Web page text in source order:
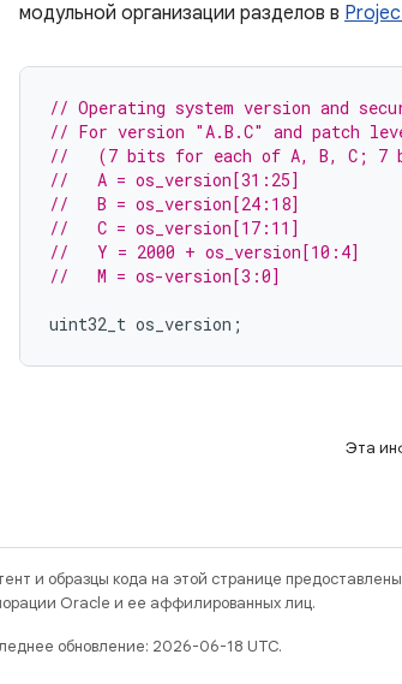
модульной организации разделов в
// Operating system version and
// For version "A.B.C" and patch
//   (7 bits for each of A, B, C; 7
//   A = os_version[31:25]
//   B = os_version[24:18]
//   C = os_version[17:11]
//   Y = 2000 + os_version[10:4]
//   M = os-version[3:0]
uint32_t os_version ;
Эта
и образцы кода на этой странице
Oracle и ее аффилированных лиц.
обновление: 2026-06-18 UTC.